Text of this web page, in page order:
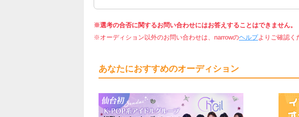
※選考の合否に関するお問い合わせにはお答えすることはできません。
※オーディション以外のお問い合わせは、narrowのヘルプよりご確認く
あなたにおすすめのオーディション